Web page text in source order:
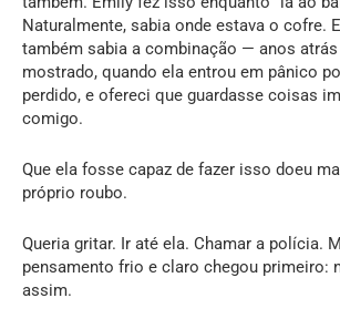
Naturalmente, sabia onde estava o cofre.
também sabia a combinação — anos atrás
mostrado, quando ela entrou em pânico
perdido, e ofereci que guardasse coisas
comigo.
Que ela fosse capaz de fazer isso doeu
próprio roubo.
Queria gritar. Ir até ela. Chamar a polícia.
pensamento frio e claro chegou primeiro:
assim.